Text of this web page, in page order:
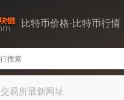
比特币价格·比特币行情
交易所最新网址